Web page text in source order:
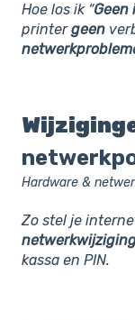
Hoe los ik “Geen
printergeen
Hardware &
Zo stel je
kassa en PIN.